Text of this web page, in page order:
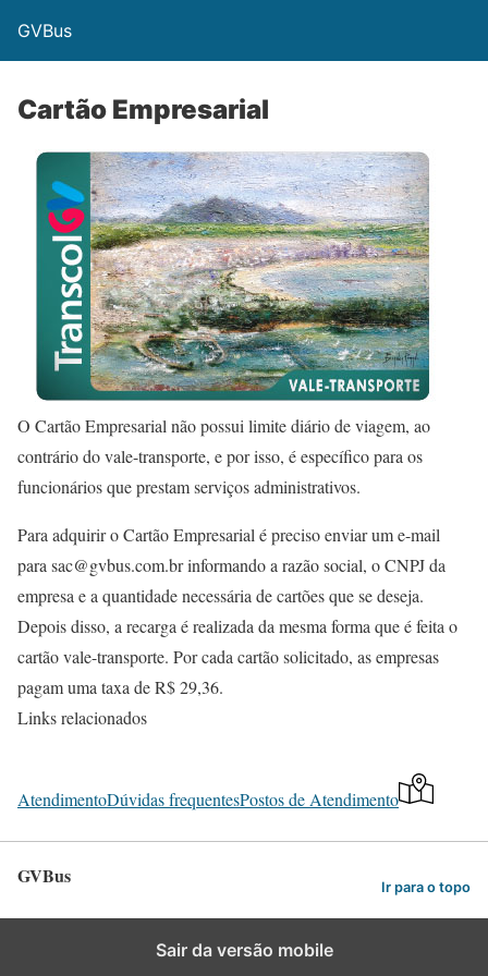
GVBus
Cartão Empresarial
O Cartão Empresarial não possui limite diário de viagem, ao
contrário do vale-transporte, e por isso, é específico para os
funcionários que prestam serviços administrativos.
Para adquirir o Cartão Empresarial é preciso enviar um e-mail
para sac@gvbus.com.br informando a razão social, o CNPJ da
empresa e a quantidade necessária de cartões que se deseja.
Depois disso, a recarga é realizada da mesma forma que é feita o
cartão vale-transporte. Por cada cartão solicitado, as empresas
pagam uma taxa de R$ 29,36.
Links relacionados
AtendimentoDúvidas frequentesPostos de Atendimento
GVBus Ir para o topo
Sair da versão mobile